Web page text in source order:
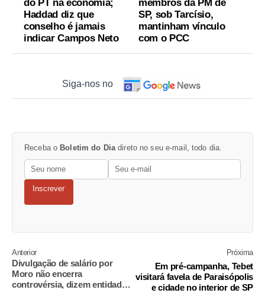
do PT na economia;
Haddad diz que
conselho é jamais
indicar Campos Neto
membros da PM de
SP, sob Tarcísio,
mantinham vínculo
com o PCC
Siga-nos no
Receba o Boletim do Diadireto no seu e-mail, todo dia.
Inscrever
Anterior
Divulgação de salário por
Moro não encerra
controvérsia, dizem entidades
Próxima
Em pré-campanha, Tebet
visitará favela de Paraisópolis
e cidade no interior de SP